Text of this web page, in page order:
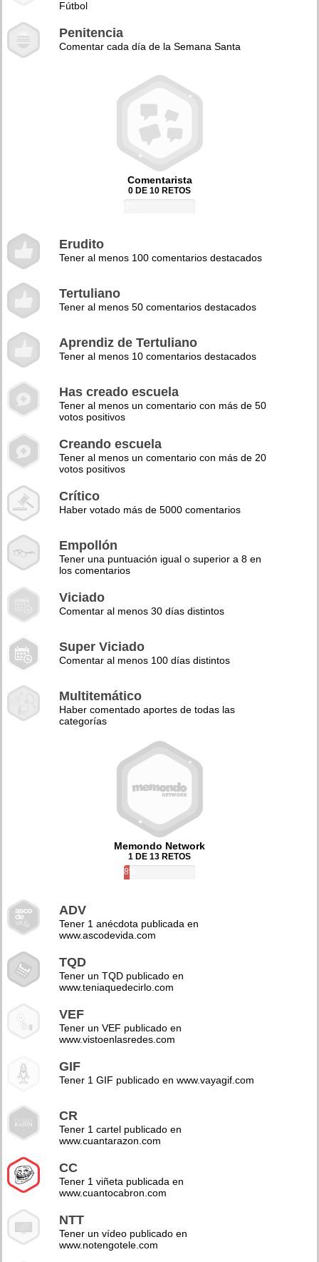
Fútbol
Penitencia
Comentar cada día de la Semana Santa
Comentarista
0 DE 10 RETOS
Erudito
Tener al menos 100 comentarios destacados
Tertuliano
Tener al menos 50 comentarios destacados
Aprendiz de Tertuliano
Tener al menos 10 comentarios destacados
Has creado escuela
Tener al menos un comentario con más de 50
votos positivos
Creando escuela
Tener al menos un comentario con más de 20
votos positivos
Crítico
Haber votado más de 5000 comentarios
Empollón
Tener una puntuación igual o superior a 8 en
los comentarios
Viciado
Comentar al menos 30 días distintos
Super Viciado
Comentar al menos 100 días distintos
Multitemático
Haber comentado aportes de todas las
categorías
Memondo Network
1 DE 13 RETOS
8%
ADV
Tener 1 anécdota publicada en
www.ascodevida.com
TQD
Tener un TQD publicado en
www.teniaquedecirlo.com
VEF
Tener un VEF publicado en
www.vistoenlasredes.com
GIF
Tener 1 GIF publicado en www.vayagif.com
CR
Tener 1 cartel publicado en
www.cuantarazon.com
CC
Tener 1 viñeta publicada en
www.cuantocabron.com
NTT
Tener un vídeo publicado en
www.notengotele.com